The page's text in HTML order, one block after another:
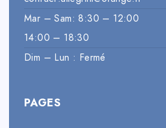
Mar – Sam: 8:30 – 12:00
14:00 – 18:30
Dim – Lun : Fermé
PAGES